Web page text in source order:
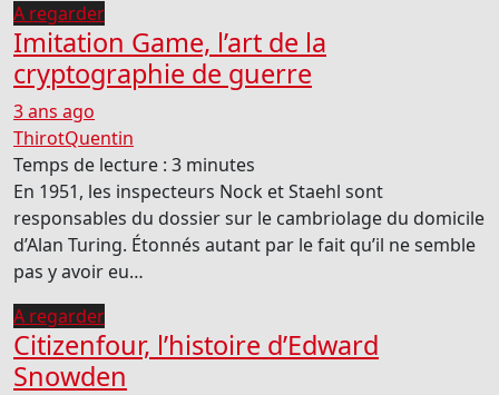
A regarder
Imitation Game, l’art de la
cryptographie de guerre
3 ans ago
ThirotQuentin
Temps de lecture : 3 minutes
En 1951, les inspecteurs Nock et Staehl sont
responsables du dossier sur le cambriolage du domicile
d’Alan Turing. Étonnés autant par le fait qu’il ne semble
pas y avoir eu…
A regarder
Citizenfour, l’histoire d’Edward
Snowden